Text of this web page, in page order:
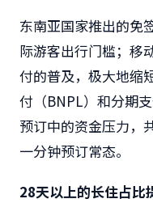
东南亚国家推出的免
际游客出行门槛；移
付的普及，极大地缩
付（BNPL）和分期
预订中的资金压力
一分钟预订常态。
28天以上的长住占比